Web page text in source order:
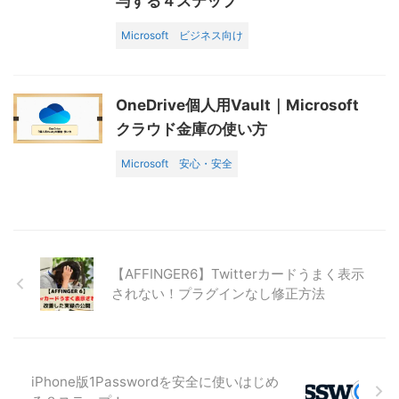
Microsoft ビジネス向け
OneDrive個人用Vault｜Microsoft
クラウド金庫の使い方
Microsoft 安心・安全
【AFFINGER6】Twitterカードうまく表示
されない！プラグインなし修正方法
iPhone版1Passwordを安全に使いはじめ